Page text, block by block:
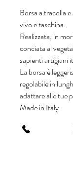
Borsa a tracolla
vivo e taschina.
Realizzata, in
conciata al
sapienti artigiani
La borsa è
regolabile in
adattare alle tue
Made in Italy.